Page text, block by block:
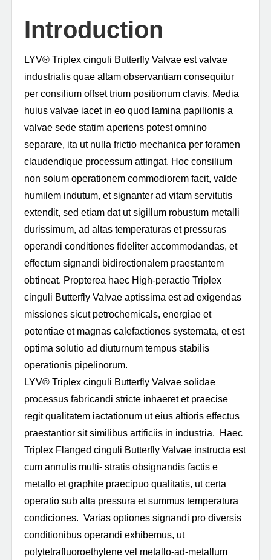
Introduction
LYV®️ Triplex cinguli Butterfly Valvae est valvae
industrialis quae altam observantiam consequitur
per consilium offset trium positionum clavis. Media
huius valvae iacet in eo quod lamina papilionis a
valvae sede statim aperiens potest omnino
separare, ita ut nulla frictio mechanica per foramen
claudendique processum attingat. Hoc consilium
non solum operationem commodiorem facit, valde
humilem indutum, et signanter ad vitam servitutis
extendit, sed etiam dat ut sigillum robustum metalli
durissimum, ad altas temperaturas et pressuras
operandi conditiones fideliter accommodandas, et
effectum signandi bidirectionalem praestantem
obtineat. Propterea haec High-peractio Triplex
cinguli Butterfly Valvae aptissima est ad exigendas
missiones sicut petrochemicals, energiae et
potentiae et magnas calefactiones systemata, et est
optima solutio ad diuturnum tempus stabilis
operationis pipelinorum.
LYV®️ Triplex cinguli Butterfly Valvae solidae
processus fabricandi stricte inhaeret et praecise
regit qualitatem iactationum ut eius altioris effectus
praestantior sit similibus artificiis in industria. Haec
Triplex Flanged cinguli Butterfly Valvae instructa est
cum annulis multi- stratis obsignandis factis e
metallo et graphite praecipuo qualitatis, ut certa
operatio sub alta pressura et summus temperatura
condiciones. Varias optiones signandi pro diversis
conditionibus operandi exhibemus, ut
polytetrafluoroethylene vel metallo-ad-metallum